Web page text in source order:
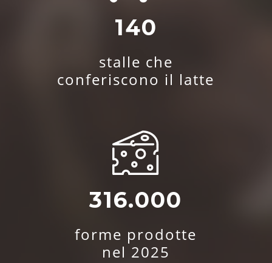
140
stalle che
conferiscono il latte
316.000
forme prodotte
nel 2025